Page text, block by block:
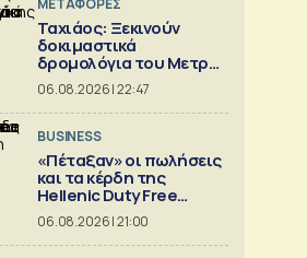
ΜΕΤΑΦΟΡΕΣ
Ταχιάος: Ξεκινούν
δοκιμαστικά
δρομολόγια του Μετρό
Θεσσαλονίκης προς
Καλαμαριά
06.08.2026 | 22:47
BUSINESS
«Πέταξαν» οι πωλήσεις
και τα κέρδη της
Hellenic Duty Free
Shops
06.08.2026 | 21:00